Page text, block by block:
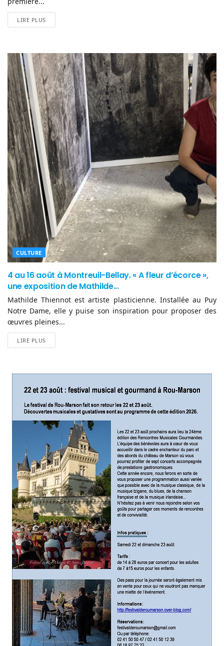
LIRE PLUS
CULTURE
4 au 16 août à Montreuil-Bellay. « A fleur d’écorce »,
une exposition de Mathilde...
Mathilde Thiennot est artiste plasticienne. Installée au Puy
Notre Dame, elle y puise son inspiration pour proposer des
œuvres pleines...
LIRE PLUS